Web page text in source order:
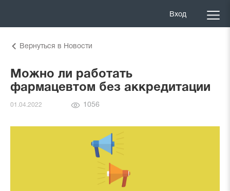
Вход
Вернуться в Новости
Можно ли работать
фармацевтом без аккредитации
01.04.2022
Количество
1056